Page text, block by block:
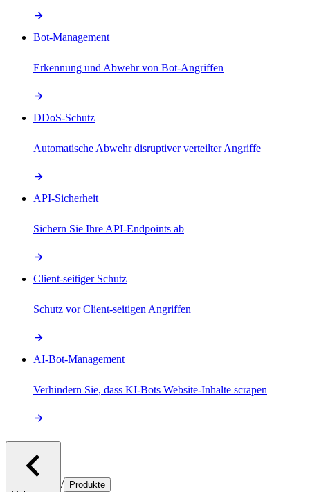
Bot-Management
Erkennung und Abwehr von Bot-Angriffen
DDoS-Schutz
Automatische Abwehr disruptiver verteilter Angriffe
API-Sicherheit
Sichern Sie Ihre API-Endpoints ab
Client-seitiger Schutz
Schutz vor Client-seitigen Angriffen
AI-Bot-Management
Verhindern Sie, dass KI-Bots Website-Inhalte scrapen
/ Produkte